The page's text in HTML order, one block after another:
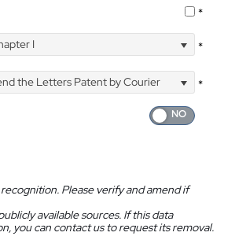
*
I *
the Letters Patent by Courier
*
Please verify and amend if
available sources. If this data
you can contact us to request its removal.